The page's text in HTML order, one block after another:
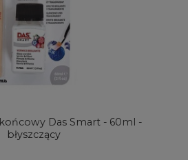
Das Smart - 60ml -
błyszczący